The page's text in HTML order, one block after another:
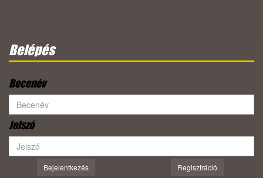
Belépés
Becenév
Jelszó
Bejelentkezés Regisztráció